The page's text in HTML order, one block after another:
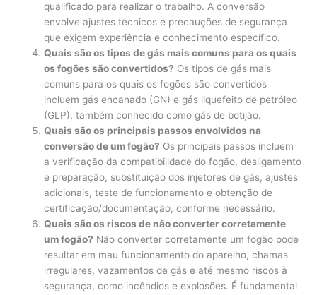
qualificado para realizar o trabalho. A conversão
envolve ajustes técnicos e precauções de segurança
que exigem experiência e conhecimento específico.
Quais são os tipos de gás mais comuns para os quais
os fogões são convertidos? Os tipos de gás mais
comuns para os quais os fogões são convertidos
incluem gás encanado (GN) e gás liquefeito de petróleo
(GLP), também conhecido como gás de botijão.
Quais são os principais passos envolvidos na
conversão de um fogão? Os principais passos incluem
a verificação da compatibilidade do fogão, desligamento
e preparação, substituição dos injetores de gás, ajustes
adicionais, teste de funcionamento e obtenção de
certificação/documentação, conforme necessário.
Quais são os riscos de não converter corretamente
um fogão? Não converter corretamente um fogão pode
resultar em mau funcionamento do aparelho, chamas
irregulares, vazamentos de gás e até mesmo riscos à
segurança, como incêndios e explosões. É fundamental